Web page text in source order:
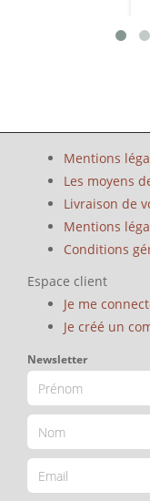
Mentions
Les moyens
Livraison de
Mentions
Conditions
Espace client
Je me
Je créé un
Newsletter